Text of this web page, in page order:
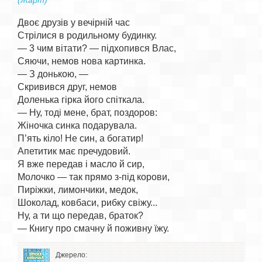
Двоє друзів у вечірній час
Стрілися в родильному будинку.
— 3 чим вітати? — підхопився Влас,
Сяючи, немов нова картинка.
— З донькою, —
Скривився друг, немов
Доленька гірка його спіткала.
— Ну, тоді мене, брат, поздоров:
Жіночка синка подарувала.
П’ять кіло! Не син, а богатир!
Апетитик має пречудовий.
Я вже передав і масло й сир,
Молочко — так прямо з-під корови,
Пиріжки, лимончики, медок,
Шоколад, ковбаси, рибку свіжу...
Ну, а ти що передав, браток?
Джерело: